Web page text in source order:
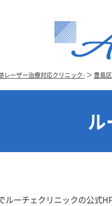
ーザー治療対応クリニック- ＞ 豊島区
ル
ルーチェクリニックの公式